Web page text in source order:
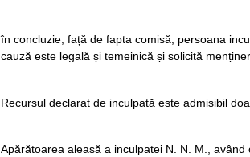
în concluzie, față de fapta comisă, persoana
cauză este legală și temeinică și solicită
Recursul declarat de inculpată este admisibil
Apărătoarea aleasă a inculpatei N. N. M.,